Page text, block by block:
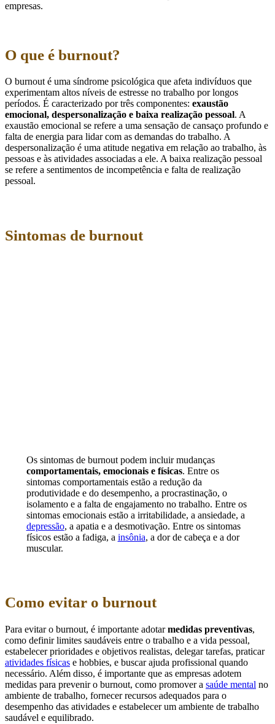
empresas.
O que é burnout?
O burnout é uma síndrome psicológica que afeta indivíduos que
experimentam altos níveis de estresse no trabalho por longos
períodos. É caracterizado por três componentes: exaustão
emocional, despersonalização e baixa realização pessoal. A
exaustão emocional se refere a uma sensação de cansaço profundo e
falta de energia para lidar com as demandas do trabalho. A
despersonalização é uma atitude negativa em relação ao trabalho, às
pessoas e às atividades associadas a ele. A baixa realização pessoal
se refere a sentimentos de incompetência e falta de realização
pessoal.
Sintomas de burnout
Os sintomas de burnout podem incluir mudanças
comportamentais, emocionais e físicas. Entre os
sintomas comportamentais estão a redução da
produtividade e do desempenho, a procrastinação, o
isolamento e a falta de engajamento no trabalho. Entre os
sintomas emocionais estão a irritabilidade, a ansiedade, a
depressão, a apatia e a desmotivação. Entre os sintomas
físicos estão a fadiga, a insônia, a dor de cabeça e a dor
muscular.
Como evitar o burnout
Para evitar o burnout, é importante adotarmedidas preventivas,
como definir limites saudáveis entre o trabalho e a vida pessoal,
estabelecer prioridades e objetivos realistas, delegar tarefas, praticar
atividades físicas e hobbies, e buscar ajuda profissional quando
necessário. Além disso, é importante que as empresas adotem
medidas para prevenir o burnout, como promover a saúde mental no
ambiente de trabalho, fornecer recursos adequados para o
desempenho das atividades e estabelecer um ambiente de trabalho
saudável e equilibrado.